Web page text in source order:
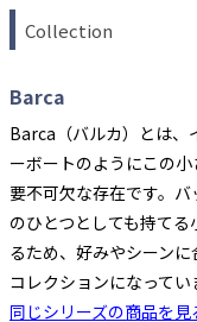
Collection
Barca
Barca（バルカ）とは、
ーボートのようにこの
要不可欠な存在です。
のひとつとしても持て
るため、好みやシーン
コレクションになってい
同じシリーズの商品を見